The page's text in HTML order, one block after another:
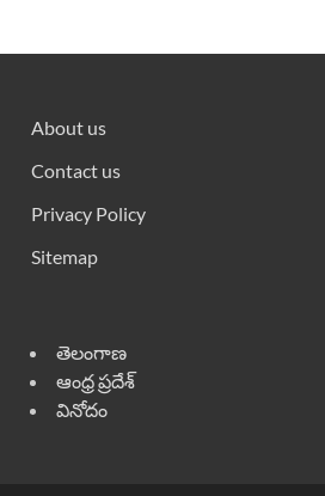
About us
Contact us
Privacy Policy
Sitemap
తెలంగాణ
ఆంధ్ర ప్రదేశ్
వినోదం